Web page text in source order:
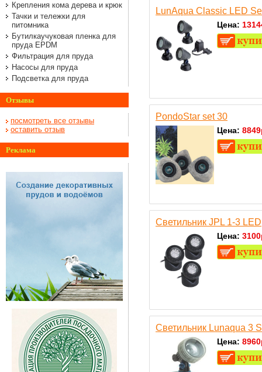
Крепления кома дерева и крюк
Тачки и тележки для
питомника
Бутилкаучуковая пленка для
пруда EPDM
Фильтрация для пруда
Насосы для пруда
Подсветка для пруда
Отзывы
посмотреть все отзывы
оставить отзыв
Реклама
LunAqua Classic LED
Цена:
PondoStar set 30
Цена:
Светильник JPL 1-3 LED
Цена:
Светильник Lunaqua 3
Цена: